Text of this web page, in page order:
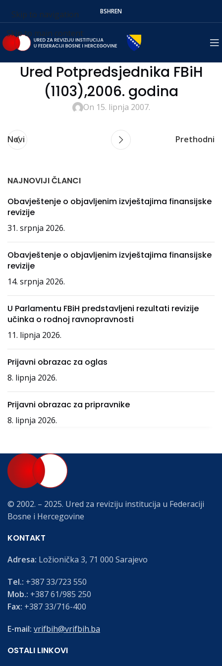
Skip to navigation
Skip to main content
BSHREN
Ured Potpredsjednika FBiH
(1103),2006. godina
On 15. lipnja 2007.
Novi Prethodni
NAJNOVIJI ČLANCI
Obavještenje o objavljenim izvještajima finansijske
revizije
31. srpnja 2026.
Obavještenje o objavljenim izvještajima finansijske
revizije
14. srpnja 2026.
U Parlamentu FBiH predstavljeni rezultati revizije
učinka o rodnoj ravnopravnosti
11. lipnja 2026.
Prijavni obrazac za oglas
8. lipnja 2026.
Prijavni obrazac za pripravnike
8. lipnja 2026.
© 2002. – 2025. Ured za reviziju institucija u Federaciji
Bosne i Hercegovine
KONTAKT
Adresa: Ložionička 3, 71 000 Sarajevo
Tel.: +387 33/723 550
Mob.: +387 61/985 250
Fax: +387 33/716-400
E-mail: vrifbih@vrifbih.ba
OSTALI LINKOVI